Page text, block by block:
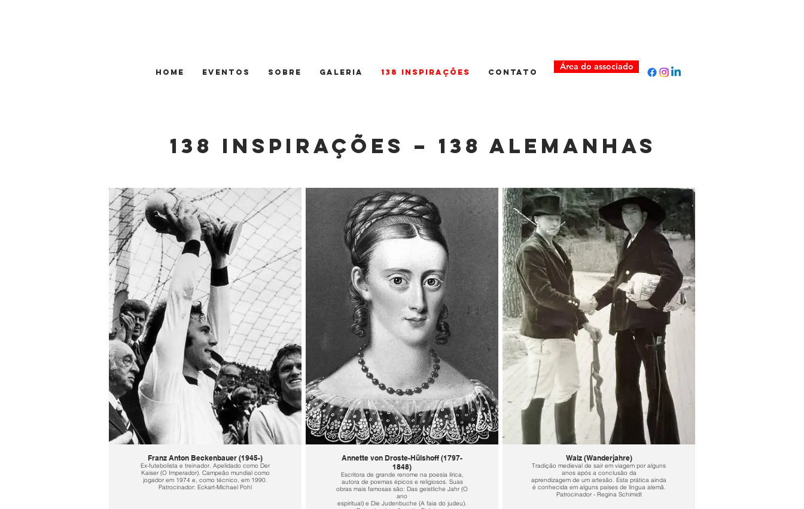
HOME EVENTOS SOBRE GALERIA 138 INSPIRAÇÕES CONTATO
Área do associado
138 Inspirações – 138 Alemanhas
Franz Anton Beckenbauer (1945-)
Ex-futebolista e treinador. Apelidado como Der
Kaiser (O Imperador). Campeão mundial como
jogador em 1974 e, como técnico, em 1990.
Patrocinador: Eckart-Michael Pohl
Annette von Droste-Hülshoff (1797-
1848)
Escritora de grande renome na poesia lírica,
autora de poemas épicos e religiosos. Suas
obras mais famosas são: Das geistliche Jahr (O
ano
espiritual) e Die Judenbuche (A faia do judeu).
Walz (Wanderjahre)
Tradição medieval de sair em viagem por alguns
anos após a conclusão da
aprendizagem de um artesão. Esta prática ainda
é conhecida em alguns países de língua alemã.
Patrocinador - Regina Schimidt